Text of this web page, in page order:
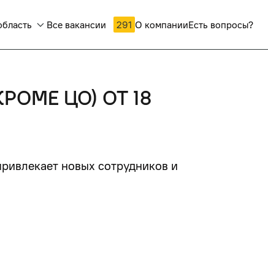
Все вакансии 291 О компанииЕсть вопросы?
ЦО) ОТ 18
новых сотрудников и